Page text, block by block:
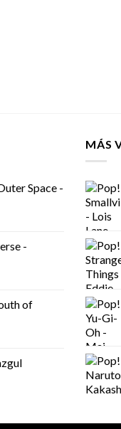
Space -
-
of
MÁS